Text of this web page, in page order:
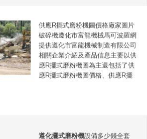
供應R擺式磨粉機圖價格廠家圖片
破碎機遵化市富龍機械馬可波羅網
提供遵化市富龍機械制造有限公司
相關企業介紹及產品信息主要以供
應R擺式磨粉機圖為主還包括了供
應R擺式磨粉機圖價格、供應R擺
遵化擺式磨粉機設備多少錢全套